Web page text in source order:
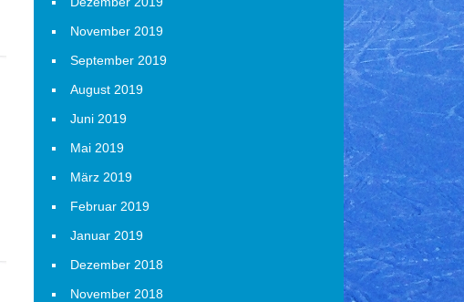
November 2019
September 2019
August 2019
Juni 2019
Mai 2019
März 2019
Februar 2019
Januar 2019
Dezember 2018
November 2018